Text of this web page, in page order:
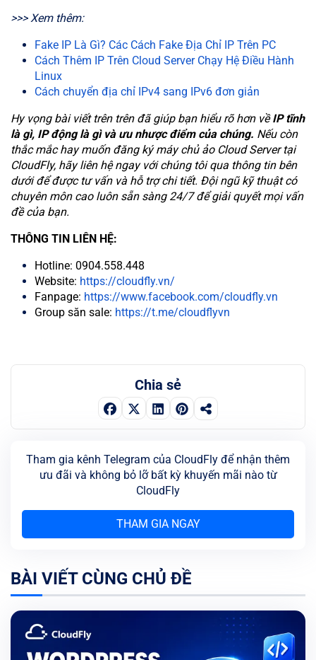
>>> Xem thêm:
Fake IP Là Gì? Các Cách Fake Địa Chỉ IP Trên PC
Cách Thêm IP Trên Cloud Server Chạy Hệ Điều Hành
Linux
Cách chuyển địa chỉ IPv4 sang IPv6 đơn giản
Hy vọng bài viết trên trên đã giúp bạn hiểu rõ hơn vềIP tĩnh
là gì, IP động là gì và ưu nhược điểm của chúng. Nếu còn
thắc mắc hay muốn đăng ký máy chủ ảo Cloud Server tại
CloudFly, hãy liên hệ ngay với chúng tôi qua thông tin bên
dưới để được tư vấn và hỗ trợ chi tiết. Đội ngũ kỹ thuật có
chuyên môn cao luôn sẵn sàng 24/7 để giải quyết mọi vấn
đề của bạn.
THÔNG TIN LIÊN HỆ:
Hotline: 0904.558.448
Website: https://cloudfly.vn/
Fanpage: https://www.facebook.com/cloudfly.vn
Group săn sale: https://t.me/cloudflyvn
Chia sẻ
Tham gia kênh Telegram của CloudFly để nhận thêm
ưu đãi và không bỏ lỡ bất kỳ khuyến mãi nào từ
CloudFly
THAM GIA NGAY
BÀI VIẾT CÙNG CHỦ ĐỀ